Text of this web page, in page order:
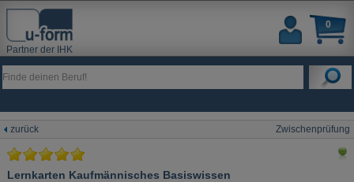
Partner der IHK
0
zurück Zwischenprüfung
Lernkarten Kaufmännisches Basiswissen